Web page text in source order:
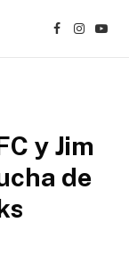
Facebook
y Jim
de